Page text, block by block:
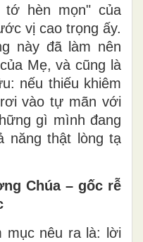
tớ hèn mọn" của
vị cao trọng ấy.
này đã làm nên
Mẹ, và cũng là
nếu thiếu khiêm
vào tự mãn với
gì mình đang
năng thật lòng tạ
Chúa – gốc rễ
nêu ra là: lời